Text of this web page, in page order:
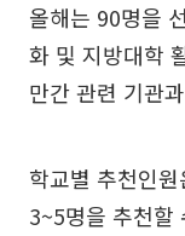
올해는 90명을
화 및 지방대학
만간 관련 기관
학교별 추천인
3~5명을 추천할